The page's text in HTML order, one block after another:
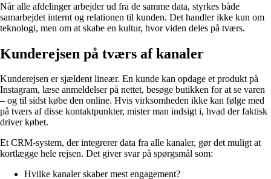
Når alle afdelinger arbejder ud fra de samme data, styrkes både
samarbejdet internt og relationen til kunden. Det handler ikke kun om
teknologi, men om at skabe en kultur, hvor viden deles på tværs.
Kunderejsen på tværs af kanaler
Kunderejsen er sjældent lineær. En kunde kan opdage et produkt på
Instagram, læse anmeldelser på nettet, besøge butikken for at se varen
– og til sidst købe den online. Hvis virksomheden ikke kan følge med
på tværs af disse kontaktpunkter, mister man indsigt i, hvad der faktisk
driver købet.
Et CRM-system, der integrerer data fra alle kanaler, gør det muligt at
kortlægge hele rejsen. Det giver svar på spørgsmål som:
Hvilke kanaler skaber mest engagement?